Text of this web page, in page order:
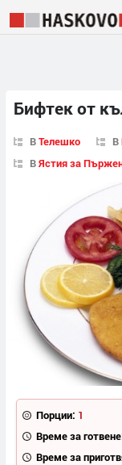
Бифтек от
ВТелешко В
ВЯстия за
Порции: 1
Време за
Време за